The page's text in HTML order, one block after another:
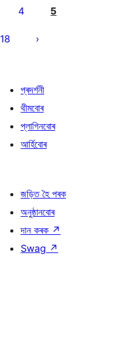
4 5
18
প্ৰদৰ্শনী
থীমবোৰ
প্লাগিনবোৰ
আৰ্হিবোৰ
জড়িত হৈ পৰক
অনুষ্ঠানবোৰ
দান কৰক ↗
Swag ↗